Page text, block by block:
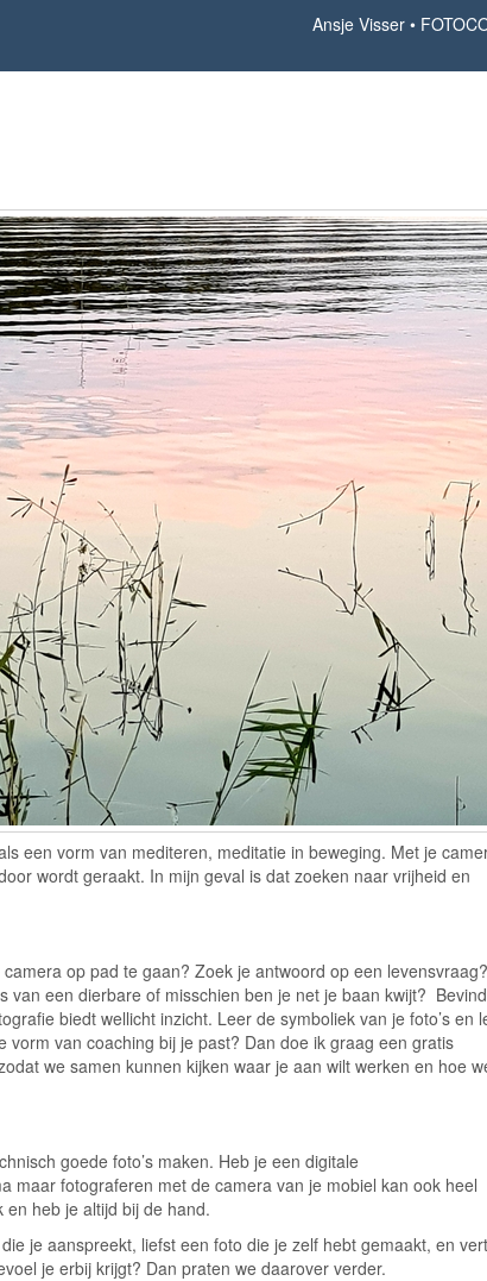
Ansje Visser
een vorm van mediteren, meditatie in beweging. Met je
wordt geraakt. In mijn geval is dat zoeken naar vrijheid en
op pad te gaan? Zoek je antwoord op een levensvraag?
van een dierbare of misschien ben je net je baan kwijt?
biedt wellicht inzicht. Leer de symboliek van je foto’s en
van coaching bij je past? Dan doe ik graag een gratis
we samen kunnen kijken waar je aan wilt werken en hoe
goede foto’s maken. Heb je een digitale
maar fotograferen met de camera van je mobiel kan ook heel
heb je altijd bij de hand.
je aanspreekt, liefst een foto die je zelf hebt gemaakt, en
je erbij krijgt? Dan praten we daarover verder.